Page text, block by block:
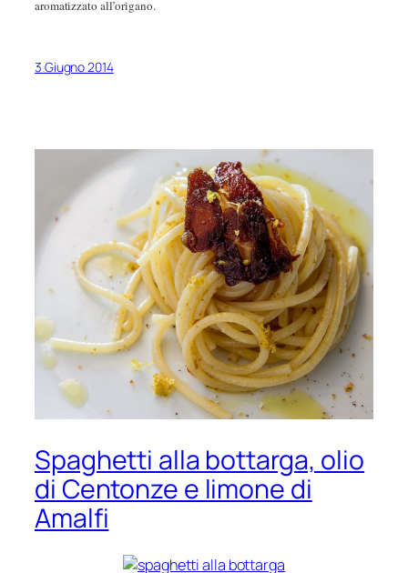
aromatizzato all’origano.
3 Giugno 2014
Spaghetti alla bottarga, olio
di Centonze e limone di
Amalfi